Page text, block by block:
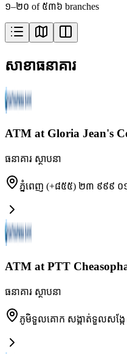
១–២០ of ៥៣៦ branches
សាខាធនាគារ
ATM at Gloria Jean's
ធនាគារ ស្ថាបនា
ភ្នំពេញ (+៨៥៥) ២៣ ៩៩៩ ០
ATM at PTT
ធនាគារ ស្ថាបនា
ភូមិទួលគោក សង្កាត់ទួលសង្កែ